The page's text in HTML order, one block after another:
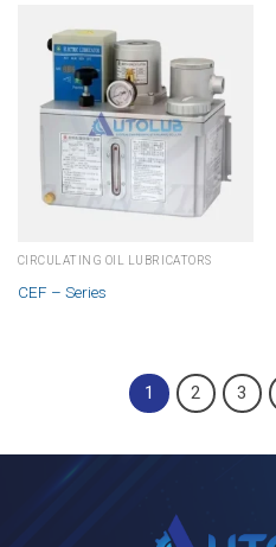
CIRCULATING OIL LUBRICATORS
CEF – Series
1 2 3